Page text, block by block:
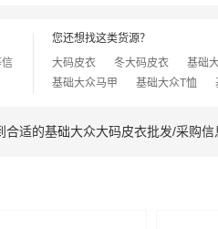
您还想找这类货源？
大码皮衣
冬大码皮衣 基础
基础大众马甲
基础大众T恤
适的基础大众大码皮衣批发/采购信